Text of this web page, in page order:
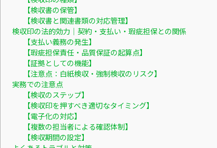
【検収書の保管】
【検収書と関連書類の対応管理】
検収印の法的効力｜契約・支払い・瑕疵担保との関係
【支払い義務の発生】
【瑕疵担保責任・品質保証の起算点】
【証拠としての機能】
【注意点：白紙検収・強制検収のリスク】
実務での注意点
【検収のステップ】
【検収印を押すべき適切なタイミング】
【電子化の対応】
【複数の担当者による確認体制】
【検収期間の設定】